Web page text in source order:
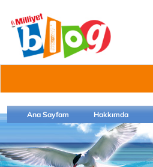
Ana Sayfam Hakkımda